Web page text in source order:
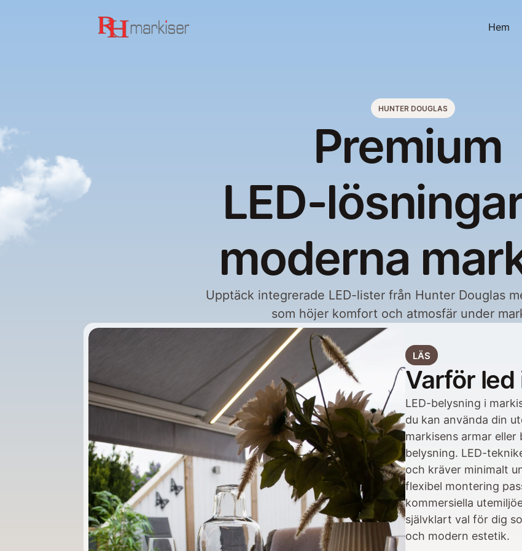
Hem
HUNTER DOUGLAS
Premium
LED-
moderna
Upptäck integrerade LED-lister från Hunter Douglas
som höjer komfort och atmosfär under
Varför led
LED-belysning i
du kan använda din
markisens armar
belysning. LED-
och kräver minimalt
flexibel montering
kommersiella
självklart val för dig
och modern estetik.
LÄS
Din pålitliga partner för smart
markishantering. Utvecklad för